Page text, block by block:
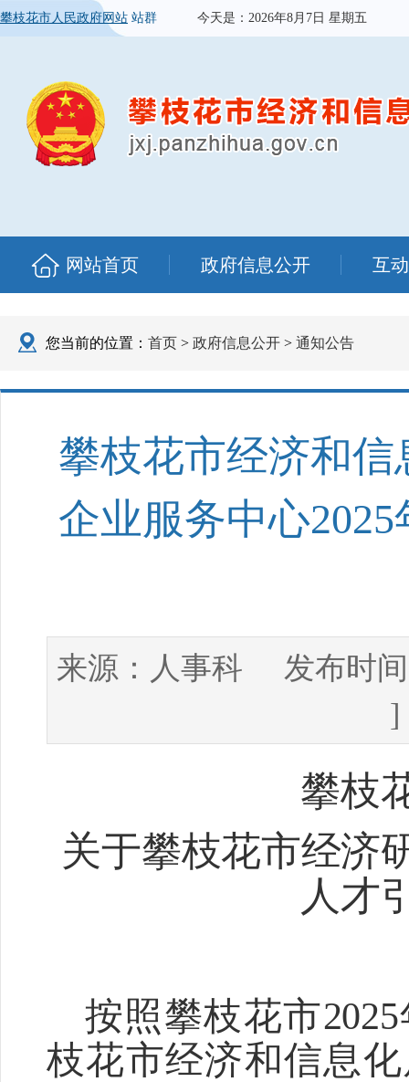
攀枝花市人民政府网站 站群 今天是： 2026年8月7日 星期五
网站首页 政府信息公开 互
您当前的位置： 首页 > 政府信息公开 > 通知公告
攀枝花市经济和
企业服务中心
来源： 人事科 发布时
]
攀枝
关于攀枝花市经济
人才
按照攀枝花市2025
枝花市经济和信息